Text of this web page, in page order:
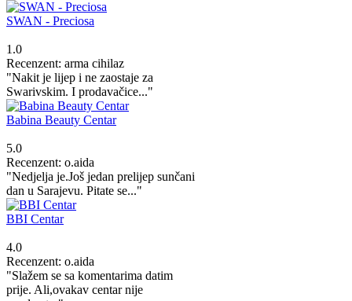
SWAN - Preciosa
1.0
Recenzent: arma cihilaz
"Nakit je lijep i ne zaostaje za
Swarivskim. I prodavačice..."
Babina Beauty Centar
5.0
Recenzent: o.aida
"Nedjelja je.Još jedan prelijep sunčani
dan u Sarajevu. Pitate se..."
BBI Centar
4.0
Recenzent: o.aida
"Slažem se sa komentarima datim
prije. Ali,ovakav centar nije